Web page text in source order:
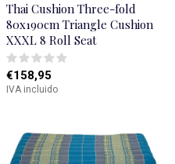
Thai Cushion Three-fold
80x190cm Triangle Cushion
XXXL 8 Roll Seat
€158,95
IVA incluido